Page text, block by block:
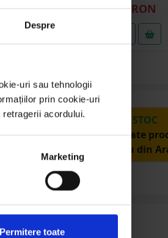
Despre
uri sau tehnologii
prin cookie-uri
acordului.
Marketing
Permitere toate
RON 13.44 RON
PRODUSE DIN STOC
Livrăm rapid, avem toate
în depozitul nostru din